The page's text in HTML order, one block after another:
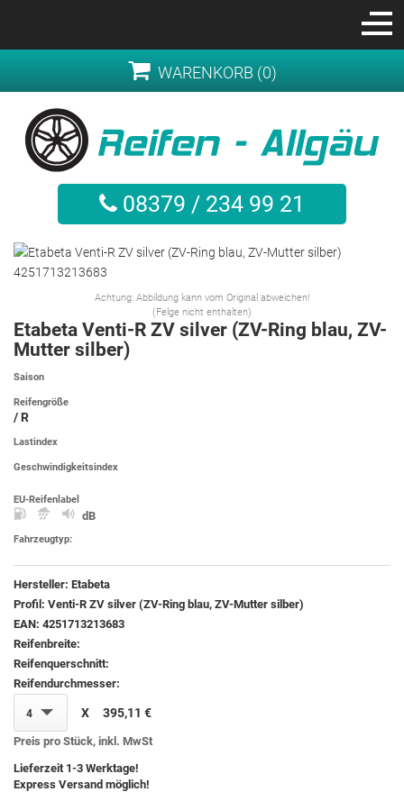
WARENKORB (0)
08379 / 234 99 21
Achtung: Abbildung kann vom Original abweichen!
(Felge nicht enthalten)
Etabeta Venti-R ZV silver (ZV-Ring blau, ZV-
Mutter silber)
Saison
Reifengröße
/ R
Lastindex
Geschwindigkeitsindex
EU-Reifenlabel
dB
Fahrzeugtyp:
Hersteller: Etabeta
Profil: Venti-R ZV silver (ZV-Ring blau, ZV-Mutter silber)
EAN: 4251713213683
Reifenbreite:
Reifenquerschnitt:
Reifendurchmesser:
4 X 395,11 €
Preis pro Stück, inkl. MwSt
Lieferzeit 1-3 Werktage!
Express Versand möglich!